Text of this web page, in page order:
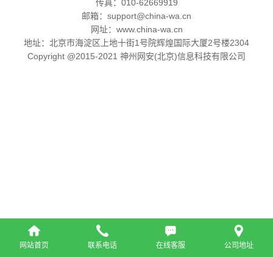
网站首页 联系电话 在线客服 公司地址
传真：010-62669919
邮箱：support@china-wa.cn
网址：www.china-wa.cn
地址：北京市海淀区上地十街1号院辉煌国际大厦2号楼2304
Copyright @2015-2021 神州网安(北京)信息科技有限公司